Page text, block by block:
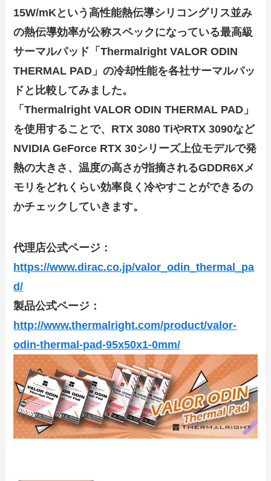
15W/mKという高性能熱伝導シリコングリス並み
の熱伝導効率が公称スペックになっている最高級
サーマルパッド「Thermalright VALOR ODIN
THERMAL PAD」の冷却性能を各社サーマルパッ
ドと比較してみました。
「Thermalright VALOR ODIN THERMAL PAD」
を使用することで、RTX 3080 TiやRTX 3090など
NVIDIA GeForce RTX 30シリーズ上位モデルで発
熱の大きさ、温度の高さが指摘されるGDDR6Xメ
モリをどれくらい効率良く冷やすことができるの
かチェックしていきます。
代理店公式ページ：
https://www.dirac.co.jp/valor_odin_thermal_pa
d/
製品公式ページ：
http://www.thermalright.com/product/valor-
odin-thermal-pad-95x50x1-0mm/